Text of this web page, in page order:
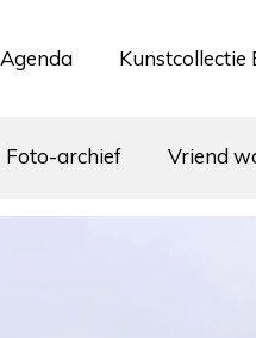
Agenda Kunstcollectie
Foto-archief Vriend